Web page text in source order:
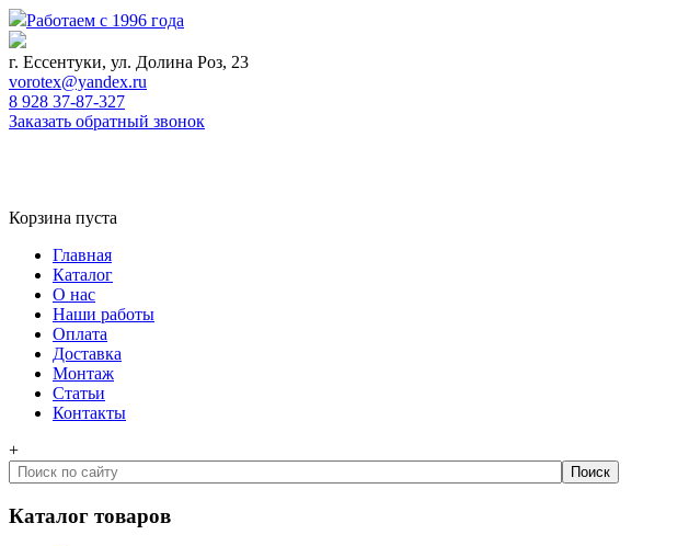
Работаем с 1996 года
г. Ессентуки, ул. Долина Роз, 23
vorotex@yandex.ru
8 928 37-87-327
Заказать обратный звонок
Корзина пуста
Главная
Каталог
О нас
Наши работы
Оплата
Доставка
Монтаж
Статьи
Контакты
+
Каталог товаров